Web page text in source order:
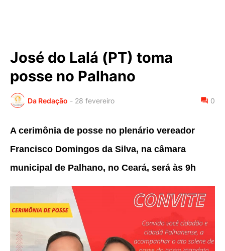
José do Lalá (PT) toma
posse no Palhano
Da Redação - 28 fevereiro 0
A cerimônia de posse no plenário vereador
Francisco Domingos da Silva, na câmara
municipal de Palhano, no Ceará, será às 9h